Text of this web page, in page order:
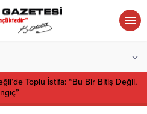
Toplu İstifa: “Bu Bir Bitiş Değil,